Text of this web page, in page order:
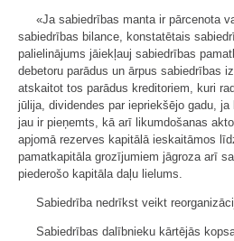
«Ja sabiedrības manta ir pārcenota
sabiedrības bilance, konstatētais
palielinājums jāiekļauj sabiedrības
debetoru parādus un ārpus sabiedrības
atskaitot tos parādus kreditoriem, kuri
jūlija, dividendes par iepriekšējo gadu,
jau ir pieņemts, kā arī likumdošanas
apjomā rezerves kapitālā ieskaitāmos
pamatkapitāla grozījumiem jāgroza arī
piederošo kapitāla daļu lielums.
Sabiedrība nedrīkst veikt
Sabiedrības dalībnieku kārtējās